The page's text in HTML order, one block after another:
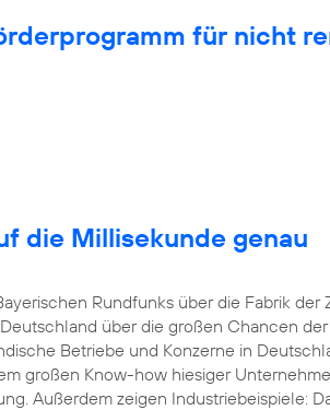
für nicht
die Millisekunde genau
Rundfunks über die Fabrik der
über die großen Chancen
Betriebe und Konzerne in
großen Know-how hiesiger
Außerdem zeigen Industriebeispiele: